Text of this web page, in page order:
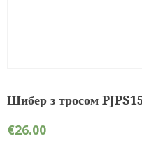
Шибер з тросом
€26.00